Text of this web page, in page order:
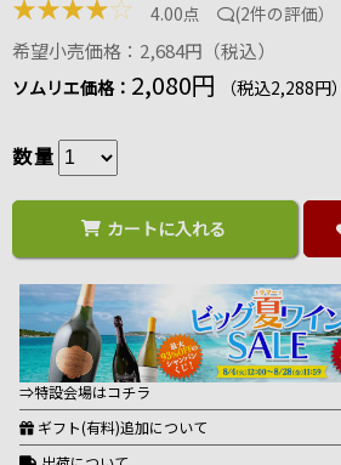
★★★★☆ 4.00点 (2件の評価）
希望小売価格：2,684円（税込）
ソムリエ価格： 2,080円 （税込2,288円）
数量
カートに入れる
⇒特設会場はコチラ
ギフト(有料)追加について